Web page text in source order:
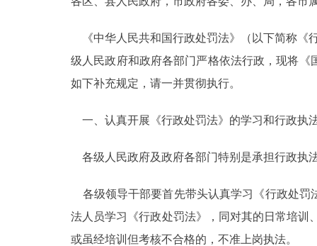
12345网上接诉即办
《中华人民共和国行政处罚法》（以下简称《
级人民政府和政府各部门严格依法行政，现将
如下补充规定，请一并贯彻执行。
一、认真开展《行政处罚法》的学习和行政执
各级人民政府及政府各部门特别是承担行政执
各级领导干部要首先带头认真学习《行政处罚
法人员学习《行政处罚法》，同对其的日常培训
或虽经培训但考核不合格的，不准上岗执法。